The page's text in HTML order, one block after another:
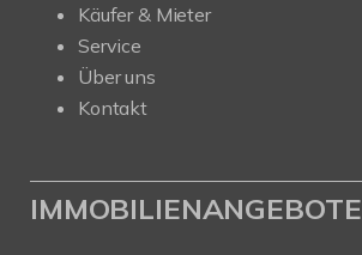
Käufer & Mieter
Service
Über uns
Kontakt
IMMOBILIENANGEBOTE